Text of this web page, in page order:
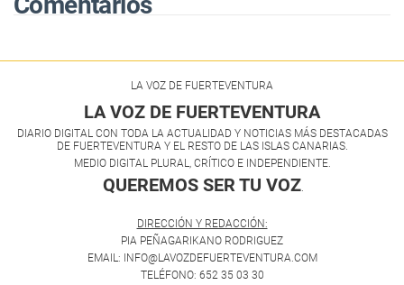
LA VOZ DE FUERTEVENTURA
LA VOZ DE FUERTEVENTURA
DIARIO DIGITAL CON TODA LA ACTUALIDAD Y NOTICIAS MÁS DESTACADAS
DE FUERTEVENTURA Y EL RESTO DE LAS ISLAS CANARIAS.
MEDIO DIGITAL PLURAL, CRÍTICO E INDEPENDIENTE.
QUEREMOS SER TU VOZ.
DIRECCIÓN Y REDACCIÓN:
PIA PEÑAGARIKANO RODRIGUEZ
EMAIL: INFO@LAVOZDEFUERTEVENTURA.COM
TELÉFONO: 652 35 03 30